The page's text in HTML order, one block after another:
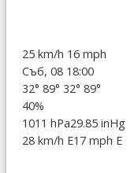
25 km/h 16 mph
Съб, 08 18:00
32° 89° 32° 89°
40%
1011 hPa29.85 inHg
28 km/h E17 mph E